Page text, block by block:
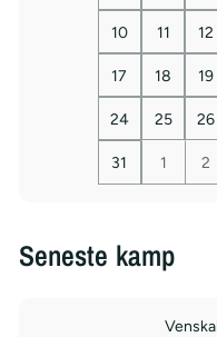
10 11 12
17 18 19
24 25 26
31 1 2
Seneste kamp